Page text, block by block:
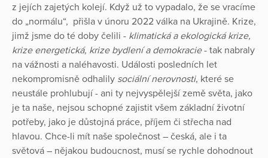
z jejích zajetých kolejí. Když už to vypadalo, že se vracíme
do „normálu“, přišla v únoru 2022 válka na Ukrajině. Krize,
jimž jsme do té doby čelili - klimatická a ekologická krize,
krize energetická, krize bydlení a demokracie- tak nabraly
na vážnosti a naléhavosti. Události posledních let
nekompromisně odhalily sociální nerovnosti, které se
neustále prohlubují - ani ty nejvyspělejší země světa, jako
je ta naše, nejsou schopné zajistit všem základní životní
potřeby, jako je důstojná práce, příjem či střecha nad
hlavou. Chce-li mít naše společnost – česká, ale i ta
světová – nějakou budoucnost, musí se rychle dohodnout